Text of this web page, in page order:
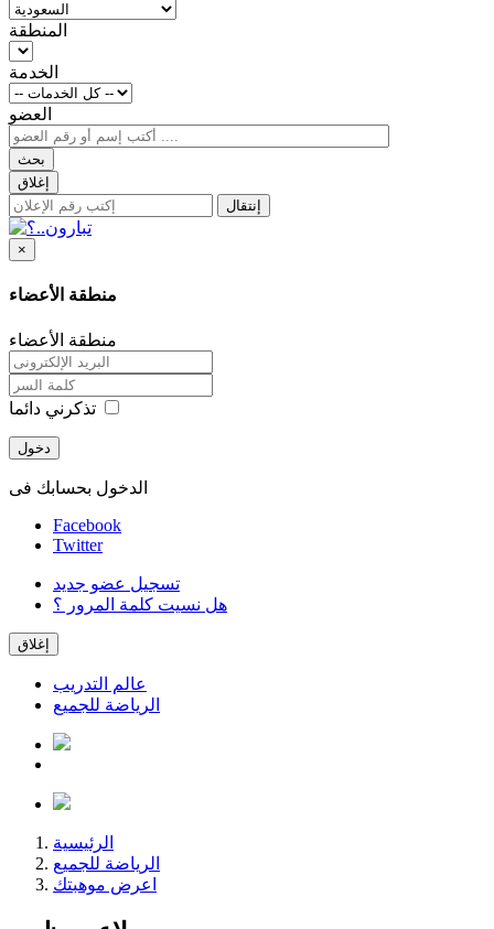
المنطقة
الخدمة
العضو
بحث
إغلاق
إنتقال
×
منطقة الأعضاء
منطقة الأعضاء
دخول
الدخول بحسابك فى
Facebook
Twitter
تسجيل عضو جديد
هل نسيت كلمة المرور ؟
إغلاق
عالم التدريب
الرياضة للجميع
الرئيسية
الرياضة للجميع
اعرض موهبتك